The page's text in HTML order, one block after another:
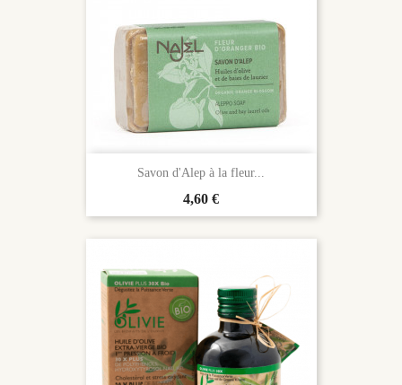
Savon d'Alep à la fleur...
Prix
4,60 €